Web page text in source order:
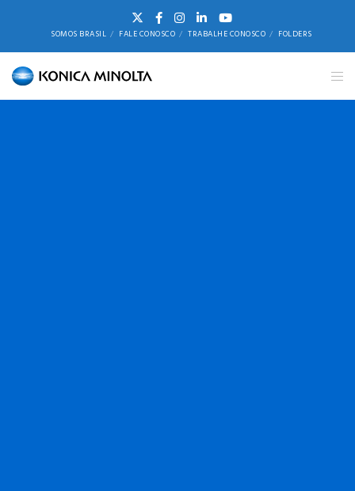
SOMOS BRASIL FALE CONOSCO TRABALHE CONOSCO FOLDERS